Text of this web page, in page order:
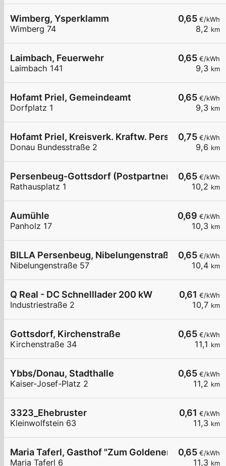
0,65 €/kWh
8,2 km
Wimberg, Ysperklamm
Wimberg 74
0,65 €/kWh
9,3 km
Laimbach, Feuerwehr
Laimbach 141
0,65 €/kWh
9,3 km
Hofamt Priel, Gemeindeamt
Dorfplatz 1
0,75 €/kWh
9,6 km
Hofamt Priel, Kreisverk. Kraftw. Persenbeug
Donau Bundesstraße 2
0,65 €/kWh
10,2 km
Persenbeug-Gottsdorf (Postpartner)
Rathausplatz 1
0,69 €/kWh
10,3 km
Aumühle
Panholz 17
0,65 €/kWh
10,4 km
BILLA Persenbeug, Nibelungenstraße
Nibelungenstraße 57
0,61 €/kWh
10,7 km
Q Real - DC Schnelllader 200 kW
Industriestraße 2
0,65 €/kWh
11,1 km
Gottsdorf, Kirchenstraße
Kirchenstraße 34
0,65 €/kWh
11,2 km
Ybbs/Donau, Stadthalle
Kaiser-Josef-Platz 2
0,61 €/kWh
11,3 km
3323_Ehebruster
Kleinwolfstein 63
0,65 €/kWh
11,3 km
Maria Taferl, Gasthof "Zum Goldenen Löwen"
Maria Taferl 6